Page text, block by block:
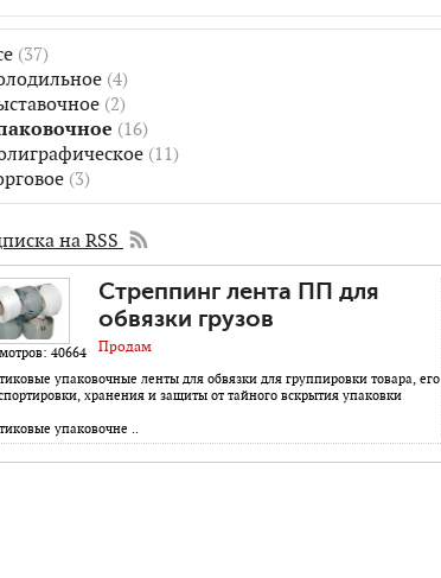
(37)
(4)
(2)
(16)
(11)
(3)
на RSS
40664
Стреппинг лента ПП для
обвязки грузов
Продам
упаковочные ленты для обвязки для группировки товара, его
хранения и защиты от тайного вскрытия упаковки
упаковочне ..